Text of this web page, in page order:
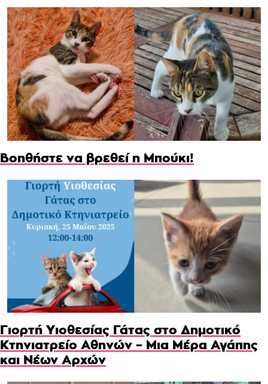
Βοηθήστε να βρεθεί η Μπούκι!
Γιορτή Υιοθεσίας Γάτας στο Δημοτικό
Κτηνιατρείο Αθηνών – Μια Μέρα Αγάπης
και Νέων Αρχών